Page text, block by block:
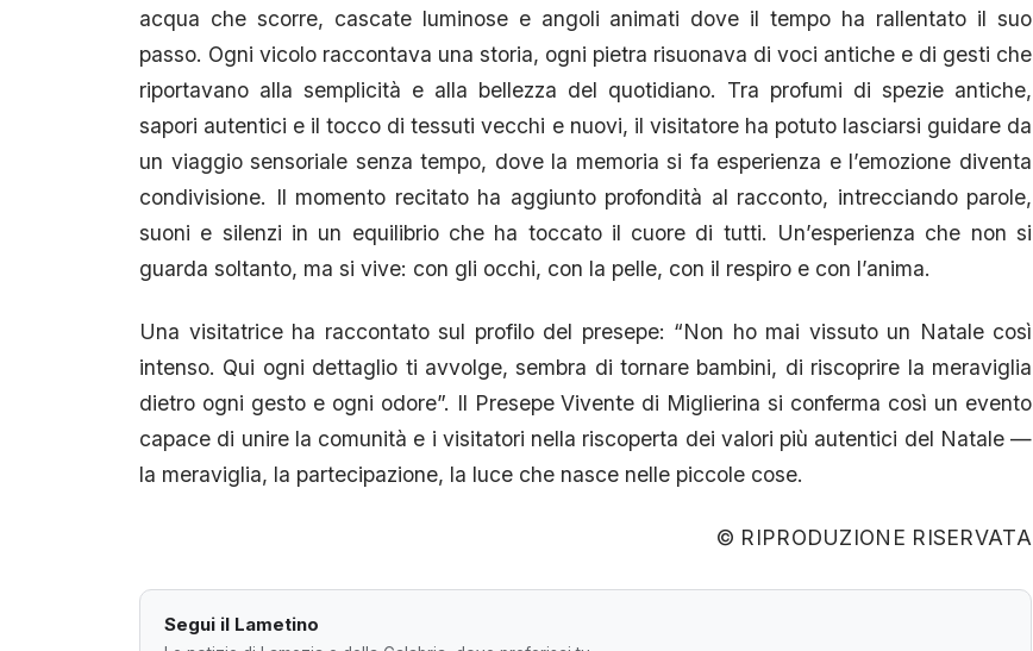
acqua che scorre, cascate luminose e angoli animati dove il tempo ha rallentato il suo
passo. Ogni vicolo raccontava una storia, ogni pietra risuonava di voci antiche e di gesti che
riportavano alla semplicità e alla bellezza del quotidiano. Tra profumi di spezie antiche,
sapori autentici e il tocco di tessuti vecchi e nuovi, il visitatore ha potuto lasciarsi guidare da
un viaggio sensoriale senza tempo, dove la memoria si fa esperienza e l’emozione diventa
condivisione. Il momento recitato ha aggiunto profondità al racconto, intrecciando parole,
suoni e silenzi in un equilibrio che ha toccato il cuore di tutti. Un’esperienza che non si
guarda soltanto, ma si vive: con gli occhi, con la pelle, con il respiro e con l’anima.
Una visitatrice ha raccontato sul profilo del presepe: “Non ho mai vissuto un Natale così
intenso. Qui ogni dettaglio ti avvolge, sembra di tornare bambini, di riscoprire la meraviglia
dietro ogni gesto e ogni odore”. Il Presepe Vivente di Miglierina si conferma così un evento
capace di unire la comunità e i visitatori nella riscoperta dei valori più autentici del Natale —
la meraviglia, la partecipazione, la luce che nasce nelle piccole cose.
© RIPRODUZIONE RISERVATA
Segui il Lametino